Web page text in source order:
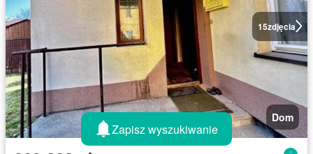
15zdjęcia
Dom
Zapisz wyszukiwanie